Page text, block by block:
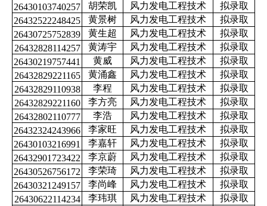
26430103740257
胡荣凯 风力发电工程技术
拟录取
26432522248425
黄景树 风力发电工程技术
拟录取
26430725752839
黄生超 风力发电工程技术
拟录取
26432828114257
黄涛宇 风力发电工程技术
拟录取
26430219757441
黄威 风力发电工程技术
拟录取
26432829221165
黄涌鑫 风力发电工程技术
拟录取
26432829110938
李程 风力发电工程技术
拟录取
26432829221160
李方亮 风力发电工程技术
拟录取
26432802110777
李浩 风力发电工程技术
拟录取
26432324243966
李家旺 风力发电工程技术
拟录取
26430103216991
李嘉轩 风力发电工程技术
拟录取
26432901723422
李京蔚 风力发电工程技术
拟录取
26430526756172
李荣琦 风力发电工程技术
拟录取
26430321249157
李尚峰 风力发电工程技术
拟录取
26430622114234
李玮琪 风力发电工程技术
拟录取